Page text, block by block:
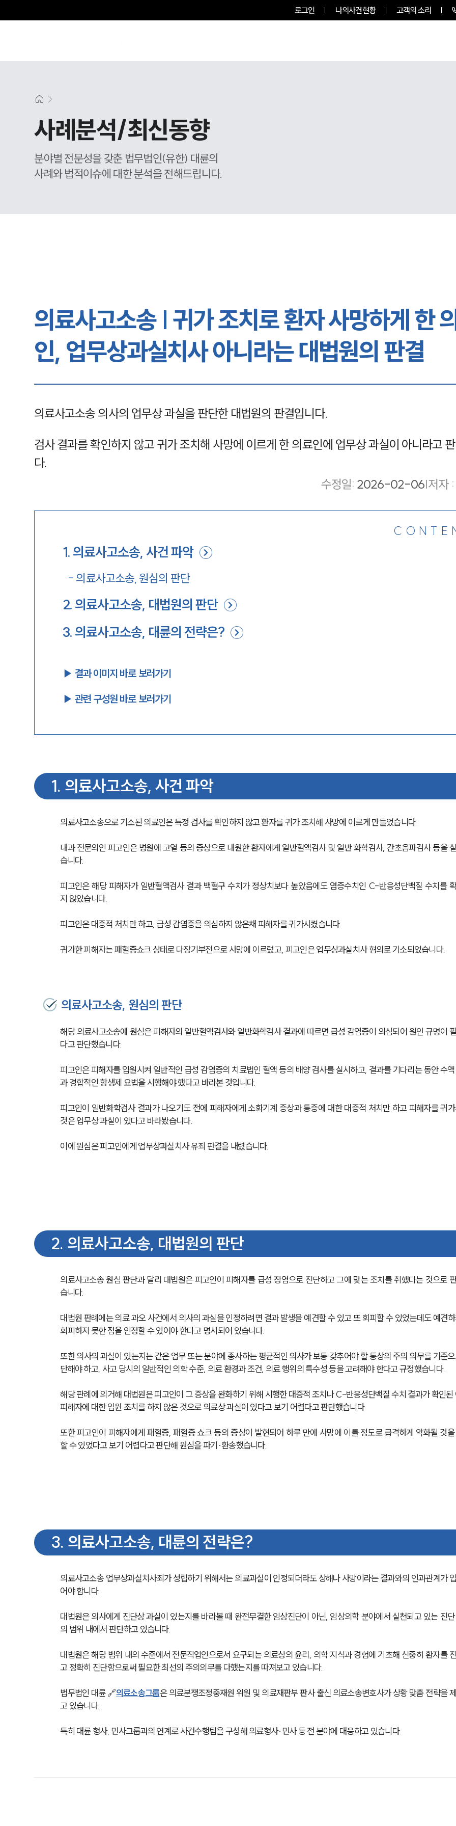
로그인 나의사건현황 고객의 소리
사례분석/최신동향
분야별 전문성을 갖춘 법무법인(유한) 대륜의
사례와 법적이슈에 대한 분석을 전해드립니다.
의료사고소송 | 귀가 조치로 환자 사망하게 한
인, 업무상과실치사 아니라는 대법원의 판결
의료사고소송 의사의 업무상 과실을 판단한 대법원의 판결입니다.
검사 결과를 확인하지 않고 귀가 조치해 사망에 이르게 한 의료인에 업무상 과실이 아니라고
다.
수정일: 2026-02-06|저자 :
1. 의료사고소송, 사건 파악
- 의료사고소송, 원심의 판단
2. 의료사고소송, 대법원의 판단
3. 의료사고소송, 대륜의 전략은?
▶︎ 결과 이미지 바로 보러가기
▶︎ 관련 구성원 바로 보러가기
1. 의료사고소송, 사건 파악
의료사고소송으로 기소된 의료인은 특정 검사를 확인하지 않고 환자를 귀가 조치해 사망에 이르게 만들었습니다.
내과 전문의인 피고인은 병원에 고열 등의 증상으로 내원한 환자에게 일반혈액검사 및 일반 화학검사, 간초음파검사 등을
습니다.
피고인은 해당 피해자가 일반혈액검사 결과 백혈구 수치가 정상치보다 높았음에도 염증수치인 C-반응성단백질 수치를
지 않았습니다.
피고인은 대증적 처치만 하고, 급성 감염증을 의심하지 않은채 피해자를 귀가시켰습니다.
귀가한 피해자는 패혈증쇼크 상태로 다장기부전으로 사망에 이르렀고, 피고인은 업무상과실치사 혐의로 기소되었습니다.
의료사고소송, 원심의 판단
해당 의료사고소송에 원심은 피해자의 일반혈액검사와 일반화학검사 결과에 따르면 급성 감염증이 의심되어 원인 규명이
다고 판단했습니다.
피고인은 피해자를 입원시켜 일반적인 급성 감염증의 치료법인 혈액 등의 배양 검사를 실시하고, 결과를 기다리는 동안 수액
과 경합적인 항생제 요법을 시행해야 했다고 바라본 것입니다.
피고인이 일반화학검사 결과가 나오기도 전에 피해자에게 소화기계 증상과 통증에 대한 대증적 처치만 하고 피해자를 귀
것은 업무상 과실이 있다고 바라봤습니다.
이에 원심은 피고인에게 업무상과실치사 유죄 판결을 내렸습니다.
2. 의료사고소송, 대법원의 판단
의료사고소송 원심 판단과 달리 대법원은 피고인이 피해자를 급성 장염으로 진단하고 그에 맞는 조치를 취했다는 것으로
습니다.
대법원 판례에는 의료 과오 사건에서 의사의 과실을 인정하려면 결과 발생을 예견할 수 있고 또 회피할 수 있었는데도 예견
회피하지 못한 점을 인정할 수 있어야 한다고 명시되어 있습니다.
또한 의사의 과실이 있는지는 같은 업무 또는 분야에 종사하는 평균적인 의사가 보통 갖추어야 할 통상의 주의 의무를 기준
단해야 하고, 사고 당시의 일반적인 의학 수준, 의료 환경과 조건, 의료 행위의 특수성 등을 고려해야 한다고 규정했습니다.
해당 판례에 의거해 대법원은 피고인이 그 증상을 완화하기 위해 시행한 대증적 조치나 C-반응성단백질 수치 결과가 확인된
피해자에 대한 입원 조치를 하지 않은 것으로 의료상 과실이 있다고 보기 어렵다고 판단했습니다.
또한 피고인이 피해자에게 패혈증, 패혈증 쇼크 등의 증상이 발현되어 하루 만에 사망에 이를 정도로 급격하게 악화될 것
할 수 있었다고 보기 어렵다고 판단해 원심을 파기∙환송했습니다.
3. 의료사고소송, 대륜의 전략은?
의료사고소송 업무상과실치사죄가 성립하기 위해서는 의료과실이 인정되더라도 상해나 사망이라는 결과와의 인과관계가
어야 합니다.
대법원은 의사에게 진단상 과실이 있는지를 바라볼 때 완전무결한 임상진단이 아닌, 임상의학 분야에서 실천되고 있는 진
의 범위 내에서 판단하고 있습니다.
대법원은 해당 범위 내의 수준에서 전문직업인으로서 요구되는 의료상의 윤리, 의학 지식과 경험에 기초해 신중히 환자를
고 정확히 진단함으로써 필요한 최선의 주의의무를 다했는지를 따져보고 있습니다.
법무법인 대륜 🔗의료소송그룹은 의료분쟁조정중재원 위원 및 의료재판부 판사 출신 의료소송변호사가 상황 맞춤 전략을
고 있습니다.
특히 대륜 형사, 민사그룹과의 연계로 사건수행팀을 구성해 의료형사∙민사 등 전 분야에 대응하고 있습니다.